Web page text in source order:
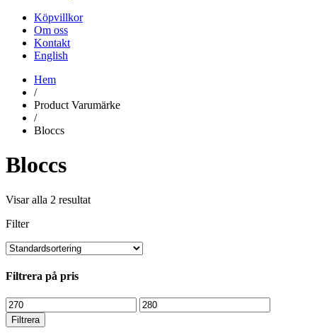
Köpvillkor
Om oss
Kontakt
English
Hem
/
Product Varumärke
/
Bloccs
Bloccs
Visar alla 2 resultat
Filter
Filtrera på pris
Min
pris
Max
pris
Filtrera